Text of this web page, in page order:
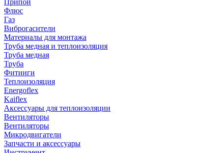
Припой
Флюс
Газ
Виброгасители
Материалы для монтажа
Труба медная и теплоизоляция
Труба медная
Труба
Фитинги
Теплоизоляция
Energoflex
Kaiflex
Аксессуары для теплоизоляции
Вентиляторы
Вентиляторы
Микродвигатели
Запчасти и аксессуары